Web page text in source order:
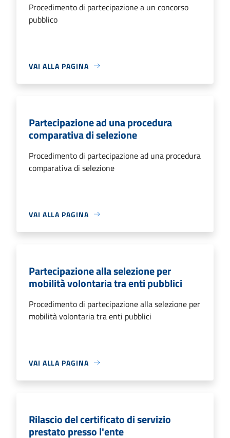
Procedimento di partecipazione a un concorso
pubblico
VAI ALLA PAGINA
Partecipazione ad una procedura
comparativa di selezione
Procedimento di partecipazione ad una procedura
comparativa di selezione
VAI ALLA PAGINA
Partecipazione alla selezione per
mobilità volontaria tra enti pubblici
Procedimento di partecipazione alla selezione per
mobilità volontaria tra enti pubblici
VAI ALLA PAGINA
Rilascio del certificato di servizio
prestato presso l'ente